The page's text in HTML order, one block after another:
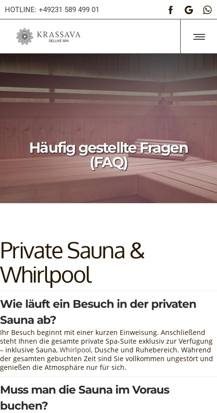
HOTLINE: +49231 589 499 01
Häufig gestellte Fragen
(FAQ)
Private Sauna &
Whirlpool
Wie läuft ein Besuch in der privaten
Sauna ab?
Ihr Besuch beginnt mit einer kurzen Einweisung. Anschließend
steht Ihnen die gesamte private Spa-Suite exklusiv zur Verfügung
– inklusive Sauna, Whirlpool, Dusche und Ruhebereich. Während
der gesamten gebuchten Zeit sind Sie vollkommen ungestört und
genießen die Atmosphäre nur für sich.
Muss man die Sauna im Voraus
buchen?